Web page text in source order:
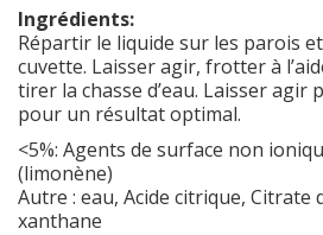
Ingrédients:
Répartir le liquide sur les parois
cuvette. Laisser agir, frotter à
tirer la chasse d’eau. Laisser agir
pour un résultat optimal.
<5%: Agents de surface non
(limonène)
Autre : eau, Acide citrique, Citrate
xanthane